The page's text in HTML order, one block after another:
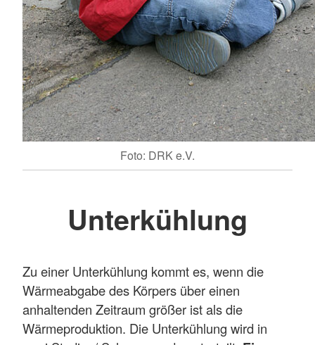
Foto: DRK e.V.
Unterkühlung
Zu einer Unterkühlung kommt es, wenn die
Wärmeabgabe des Körpers über einen
anhaltenden Zeitraum größer ist als die
Wärmeproduktion. Die Unterkühlung wird in